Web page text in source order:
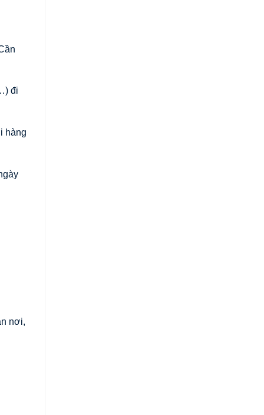
đi
hàng
nơi,